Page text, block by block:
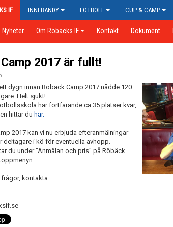
IF INNEBANDY FOTBOLL CUP & CAMP
Nyheter Om Röbäcks IF Kontakt Dokument
Camp 2017 är fullt!
dygn innan Röbäck Camp 2017 nådde 120
Helt sjukt!
har fortfarande ca 35 platser kvar,
hittar du här.
2017 kan vi nu erbjuda efteranmälningar
deltagare i kö för eventuella avhopp.
du under "Anmälan och pris" på Röbäck
kontakta: